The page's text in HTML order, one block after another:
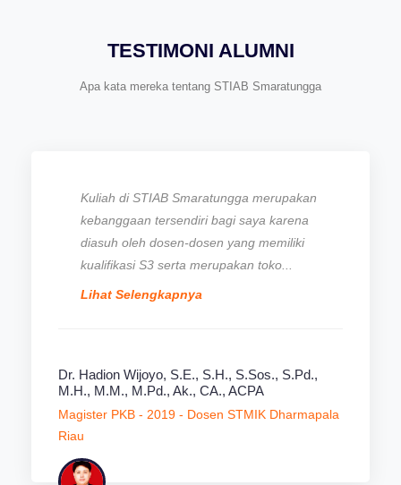
TESTIMONI ALUMNI
Apa kata mereka tentang STIAB Smaratungga
Kuliah di STIAB Smaratungga merupakan
kebanggaan tersendiri bagi saya karena
diasuh oleh dosen-dosen yang memiliki
kualifikasi S3 serta merupakan toko...
Lihat Selengkapnya
Dr. Hadion Wijoyo, S.E., S.H., S.Sos., S.Pd.,
M.H., M.M., M.Pd., Ak., CA., ACPA
Magister PKB - 2019 - Dosen STMIK Dharmapala
Riau